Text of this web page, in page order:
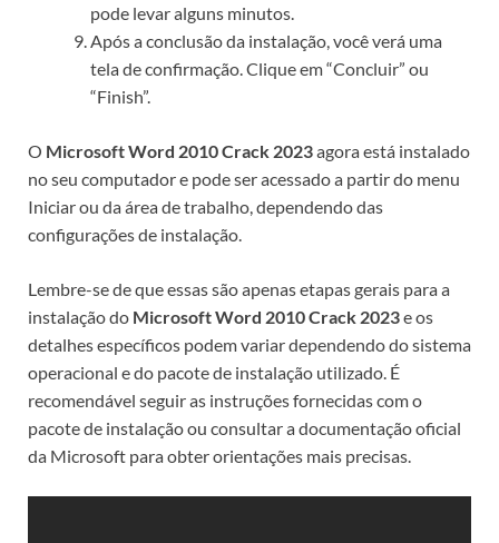
pode levar alguns minutos.
Após a conclusão da instalação, você verá uma
tela de confirmação. Clique em “Concluir” ou
“Finish”.
O Microsoft Word 2010 Crack 2023agora está instalado
no seu computador e pode ser acessado a partir do menu
Iniciar ou da área de trabalho, dependendo das
configurações de instalação.
Lembre-se de que essas são apenas etapas gerais para a
instalação do Microsoft Word 2010 Crack 2023e os
detalhes específicos podem variar dependendo do sistema
operacional e do pacote de instalação utilizado. É
recomendável seguir as instruções fornecidas com o
pacote de instalação ou consultar a documentação oficial
da Microsoft para obter orientações mais precisas.